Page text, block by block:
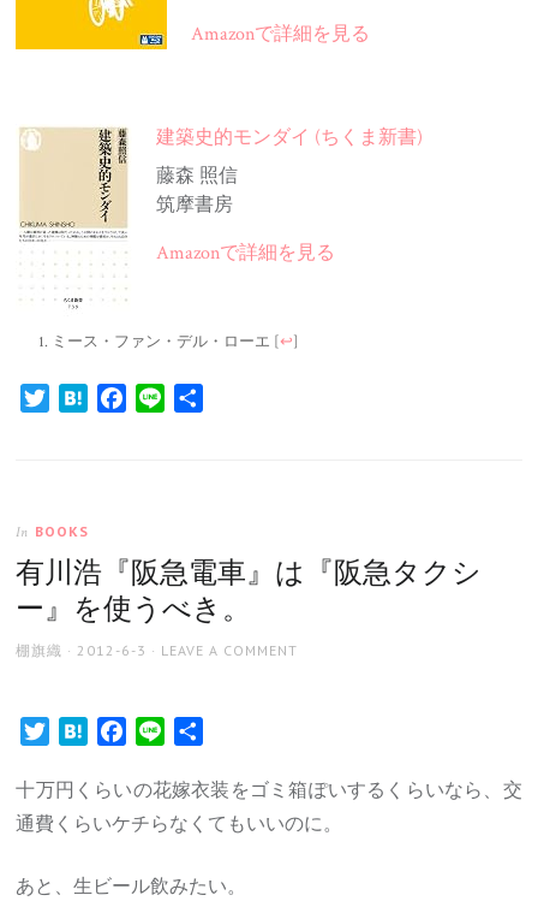
Amazonで詳細を見る
建築史的モンダイ (ちくま新書)
藤森 照信
筑摩書房
Amazonで詳細を見る
ミース・ファン・デル・ローエ [↩]
TwitterHatenaFacebook
Line
In BOOKS
有川浩『阪急電車』は『阪急タクシ
ー』を使うべき。
AUTHOR
棚旗織
POSTED
2012-6-3 LEAVE A COMMENT
TwitterHatenaFacebook
Line
十万円くらいの花嫁衣装をゴミ箱ぽいするくらいなら、交
通費くらいケチらなくてもいいのに。
あと、生ビール飲みたい。